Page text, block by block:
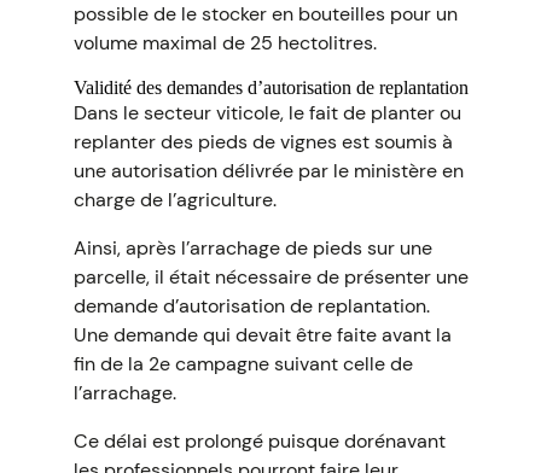
possible de le stocker en bouteilles pour un
volume maximal de 25 hectolitres.
Validité des demandes d’autorisation de replantation
Dans le secteur viticole, le fait de planter ou
replanter des pieds de vignes est soumis à
une autorisation délivrée par le ministère en
charge de l’agriculture.
Ainsi, après l’arrachage de pieds sur une
parcelle, il était nécessaire de présenter une
demande d’autorisation de replantation.
Une demande qui devait être faite avant la
fin de la 2e campagne suivant celle de
l’arrachage.
Ce délai est prolongé puisque dorénavant